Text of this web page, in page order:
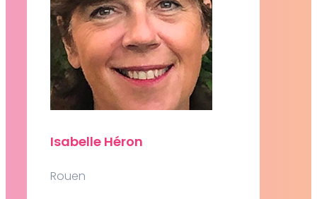
Isabelle Héron
Rouen